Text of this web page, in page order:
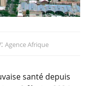
Agence Afrique
santé depuis